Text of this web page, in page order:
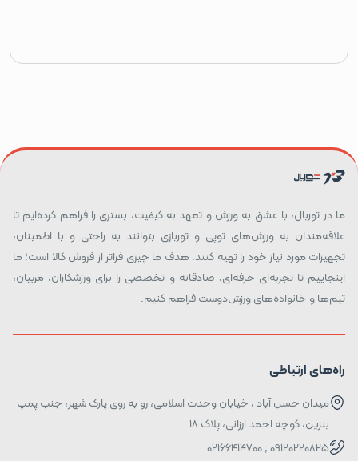
ما در توربال، با عشق به ورزش و تعهد به کیفیت، بستری را فراهم کرده‌ایم تا
علاقه‌مندان به ورزش‌های توپی و توربازی بتوانند به راحتی و با اطمینان،
تجهیزات مورد نیاز خود را تهیه کنند. هدف ما چیزی فراتر از فروش کالا است؛ ما
اینجاییم تا تجربه‌ای حرفه‌ای، صادقانه و تخصصی را برای ورزشکاران، مربیان،
تیم‌ها و خانواده‌های ورزش‌دوست فراهم کنیم.
راه‌های ارتباطی
میدان حسن آباد ، خیابان وحدت اسلامی، رو به روی پارک شهر، جنب پمپ
بنزین، کوچه احمد ارزانی، پلاک ۱۸
09120220825 , 02166414700